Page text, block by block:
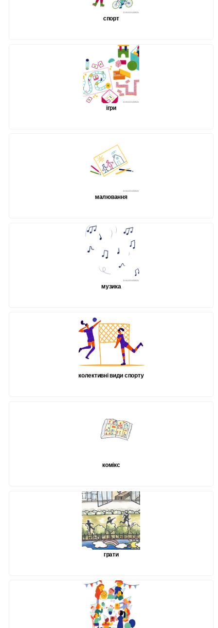
спорт
ігри
малювання
музика
колективні види спорту
комікс
грати